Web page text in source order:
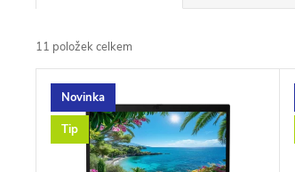
a
z
e
n
11 položek celkem
V
ý
Novinka
Tip